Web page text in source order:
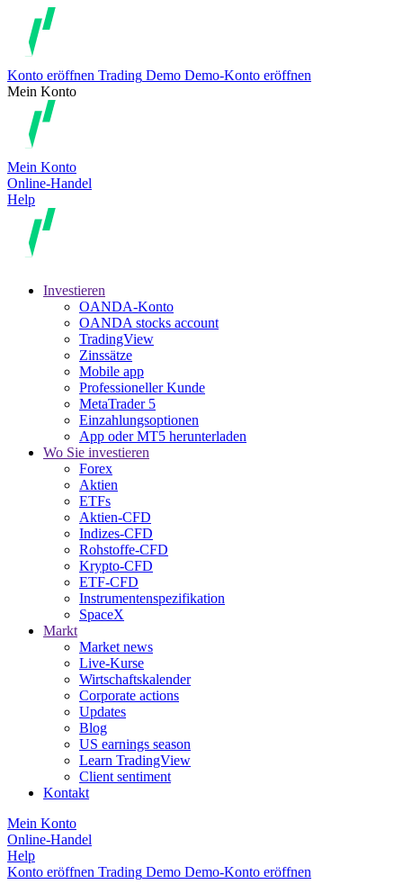
Konto eröffnen Trading Demo Demo-Konto eröffnen
Mein Konto
Mein Konto
Online-Handel
Help
Investieren
OANDA-Konto
OANDA stocks account
TradingView
Zinssätze
Mobile app
Professioneller Kunde
MetaTrader 5
Einzahlungsoptionen
App oder MT5 herunterladen
Wo Sie investieren
Forex
Aktien
ETFs
Aktien-CFD
Indizes-CFD
Rohstoffe-CFD
Krypto-CFD
ETF-CFD
Instrumentenspezifikation
SpaceX
Markt
Market news
Live-Kurse
Wirtschaftskalender
Corporate actions
Updates
Blog
US earnings season
Learn TradingView
Client sentiment
Kontakt
Mein Konto
Online-Handel
Help
Konto eröffnen Trading Demo Demo-Konto eröffnen